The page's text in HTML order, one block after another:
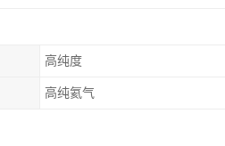
高纯度
高纯氦气